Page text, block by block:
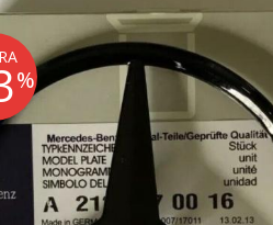
%